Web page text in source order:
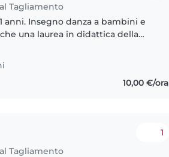
Tagliamento
anni. Insegno danza a bambini e
una laurea in didattica della
10,00 €/ora
Tagliamento
1